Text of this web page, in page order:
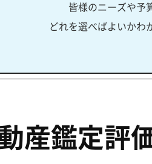
皆様のニーズや予
どれを選べばよいかわ
産鑑定評